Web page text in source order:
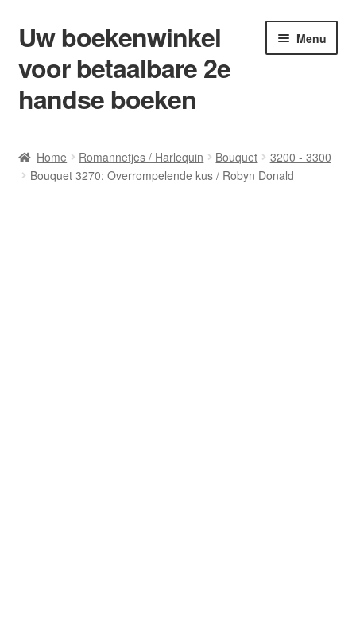
Ga
door
naar
navigatie
Ga
naar
de
inhoud
Uw boekenwinkel
voor betaalbare 2e
handse boeken
Menu
Afrekenen
Home Romannetjes / Harlequin Bouquet
3200 - 3300
Bouquet 3270: Overrompelende kus / Robyn Donald